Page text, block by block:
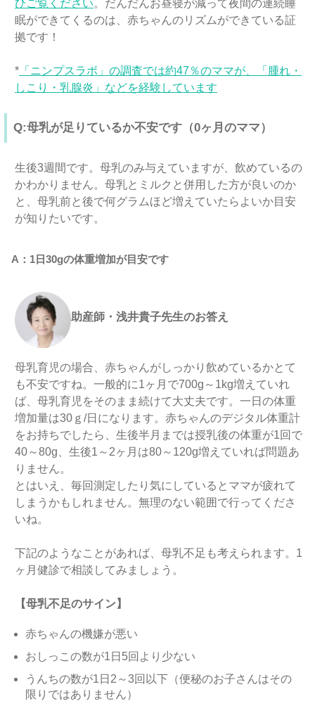
ひご覧ください。だんだんお昼寝が減って夜間の連続睡
眠ができてくるのは、赤ちゃんのリズムができている証
拠です！
* 「ニンプスラボ」の調査では約47％のママが、「腫れ・
しこり・乳腺炎」などを経験しています
Q:母乳が足りているか不安です（0ヶ月のママ）
生後3週間です。母乳のみ与えていますが、飲めているの
かわかりません。母乳とミルクと併用した方が良いのか
と、母乳前と後で何グラムほど増えていたらよいか目安
が知りたいです。
A：1日30gの体重増加が目安です
助産師・浅井貴子先生のお答え
母乳育児の場合、赤ちゃんがしっかり飲めているかとて
も不安ですね。一般的に1ヶ月で700g～1kg増えていれ
ば、母乳育児をそのまま続けて大丈夫です。一日の体重
増加量は30ｇ/日になります。赤ちゃんのデジタル体重計
をお持ちでしたら、生後半月までは授乳後の体重が1回で
40～80g、生後1～2ヶ月は80～120g増えていれば問題あ
りません。
とはいえ、毎回測定したり気にしているとママが疲れて
しまうかもしれません。無理のない範囲で行ってくださ
いね。
下記のようなことがあれば、母乳不足も考えられます。1
ヶ月健診で相談してみましょう。
【母乳不足のサイン】
赤ちゃんの機嫌が悪い
おしっこの数が1日5回より少ない
うんちの数が1日2～3回以下（便秘のお子さんはその
限りではありません）